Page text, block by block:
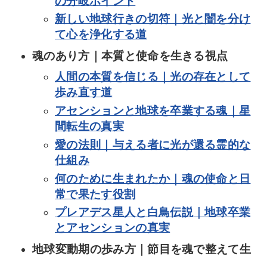
新しい地球行きの切符｜光と闇を分け
て心を浄化する道
魂のあり方｜本質と使命を生きる視点
人間の本質を信じる｜光の存在として
歩み直す道
アセンションと地球を卒業する魂｜星
間転生の真実
愛の法則｜与える者に光が還る霊的な
仕組み
何のために生まれたか｜魂の使命と日
常で果たす役割
プレアデス星人と白鳥伝説｜地球卒業
とアセンションの真実
地球変動期の歩み方｜節目を魂で整えて生